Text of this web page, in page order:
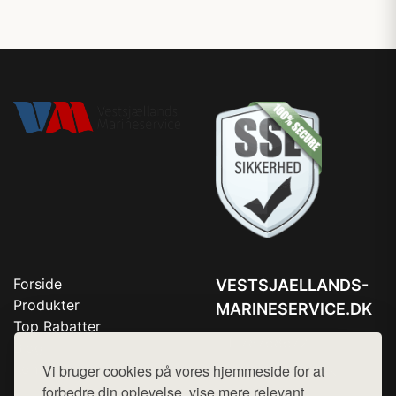
Vi bruger cookies på vores hjemmeside for at
Forside
Produkter
Top Rabatter
Kontakt
VESTSJAELLANDS-
MARINESERVICE.DK
Mail:hej@want.dk